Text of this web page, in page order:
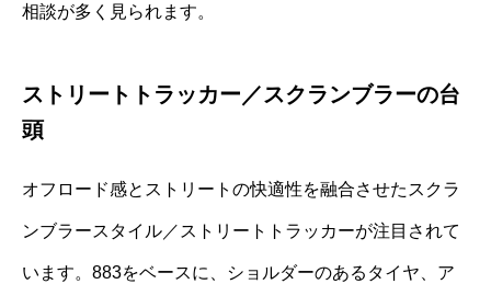
相談が多く見られます。
ストリートトラッカー／スクランブラーの台
頭
オフロード感とストリートの快適性を融合させたスクラ
ンブラースタイル／ストリートトラッカーが注目されて
います。883をベースに、ショルダーのあるタイヤ、ア